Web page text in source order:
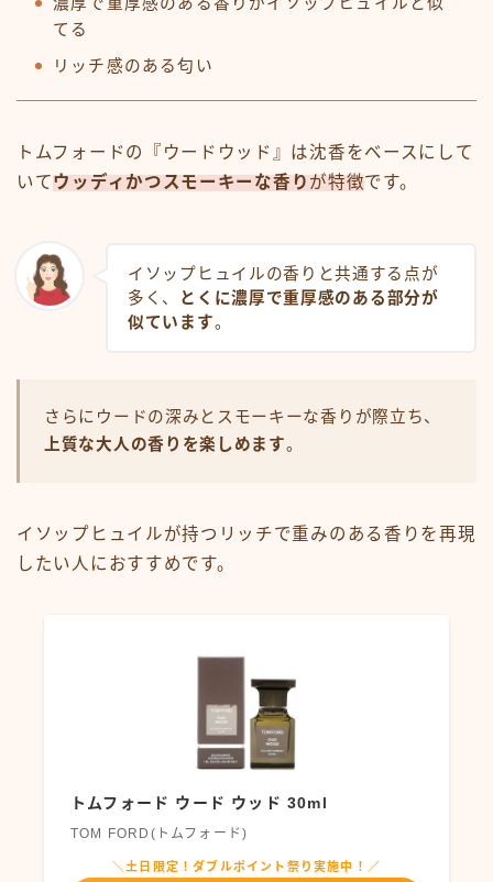
濃厚で重厚感のある香りがイソップヒュイルと似
てる
リッチ感のある匂い
トムフォードの『ウードウッド』は沈香をベースにして
いてウッディかつスモーキーな香り が特徴です。
イソップヒュイルの香りと共通する点が
多く、
とくに濃厚で重厚感のある部分が
似ています。
さらにウードの深みとスモーキーな香りが際立ち、
上質な大人の香りを楽しめます。
イソップヒュイルが持つリッチで重みのある香りを再現
したい人におすすめです。
トムフォード ウード ウッド 30ml
TOM FORD(トムフォード)
＼土日限定！ダブルポイント祭り実施中！／